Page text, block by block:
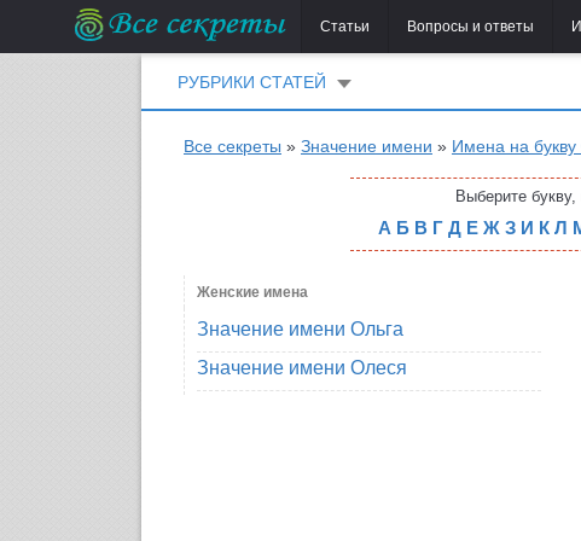
Статьи Вопросы и ответы
РУБРИКИ СТАТЕЙ
Все секреты » Значение имени » Имена на
Выберите
А Б В Г Д Е Ж З И К Л
Женские имена
Значение имени Ольга
Значение имени Олеся